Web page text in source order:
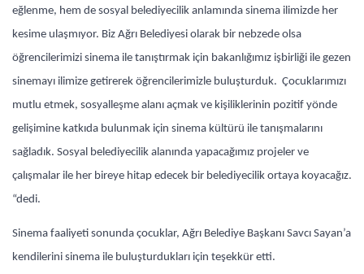
eğlenme, hem de sosyal belediyecilik anlamında sinema ilimizde her
kesime ulaşmıyor. Biz Ağrı Belediyesi olarak bir nebzede olsa
öğrencilerimizi sinema ile tanıştırmak için bakanlığımız işbirliği ile gezen
sinemayı ilimize getirerek öğrencilerimizle buluşturduk. Çocuklarımızı
mutlu etmek, sosyalleşme alanı açmak ve kişiliklerinin pozitif yönde
gelişimine katkıda bulunmak için sinema kültürü ile tanışmalarını
sağladık. Sosyal belediyecilik alanında yapacağımız projeler ve
çalışmalar ile her bireye hitap edecek bir belediyecilik ortaya koyacağız.
“dedi.
Sinema faaliyeti sonunda çocuklar, Ağrı Belediye Başkanı Savcı Sayan’a
kendilerini sinema ile buluşturdukları için teşekkür etti.